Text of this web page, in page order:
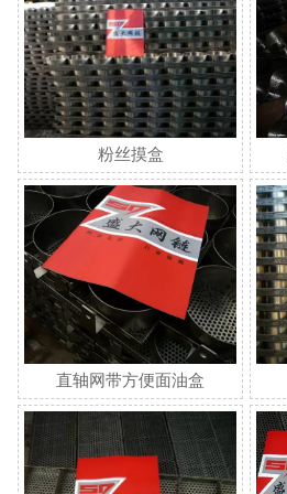
粉丝摸盒
直轴网带方便面油盒